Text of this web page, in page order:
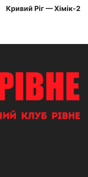
Кривий Ріг — Хімік-2